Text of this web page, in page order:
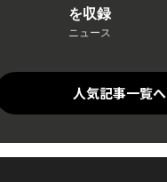
を収録
ニュース
人気記事一覧へ